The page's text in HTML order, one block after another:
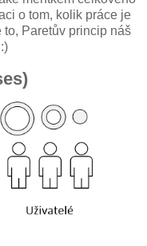
o tom, kolik práce je
to, Paretův princip náš